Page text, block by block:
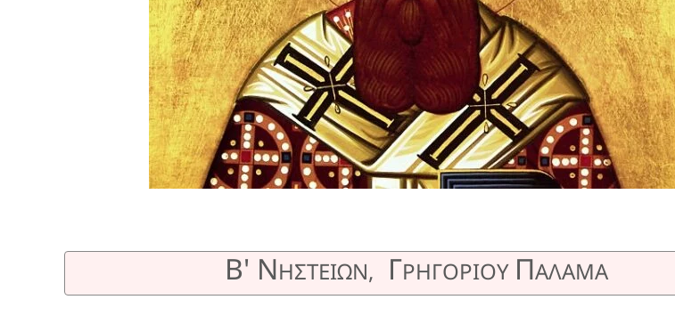
Β' ΝΗΣΤΕΙΩΝ, ΓΡΗΓΟΡΙΟΥ ΠΑΛΑΜΑ